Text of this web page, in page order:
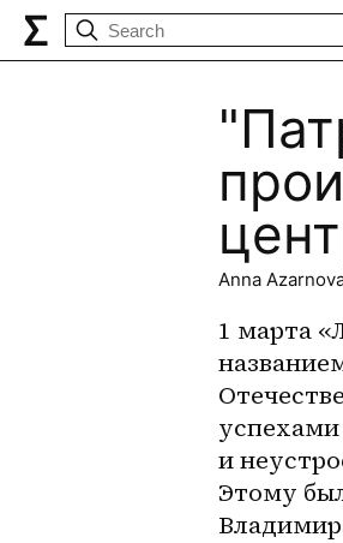
Anna
1 марта
успехами
и
Этому